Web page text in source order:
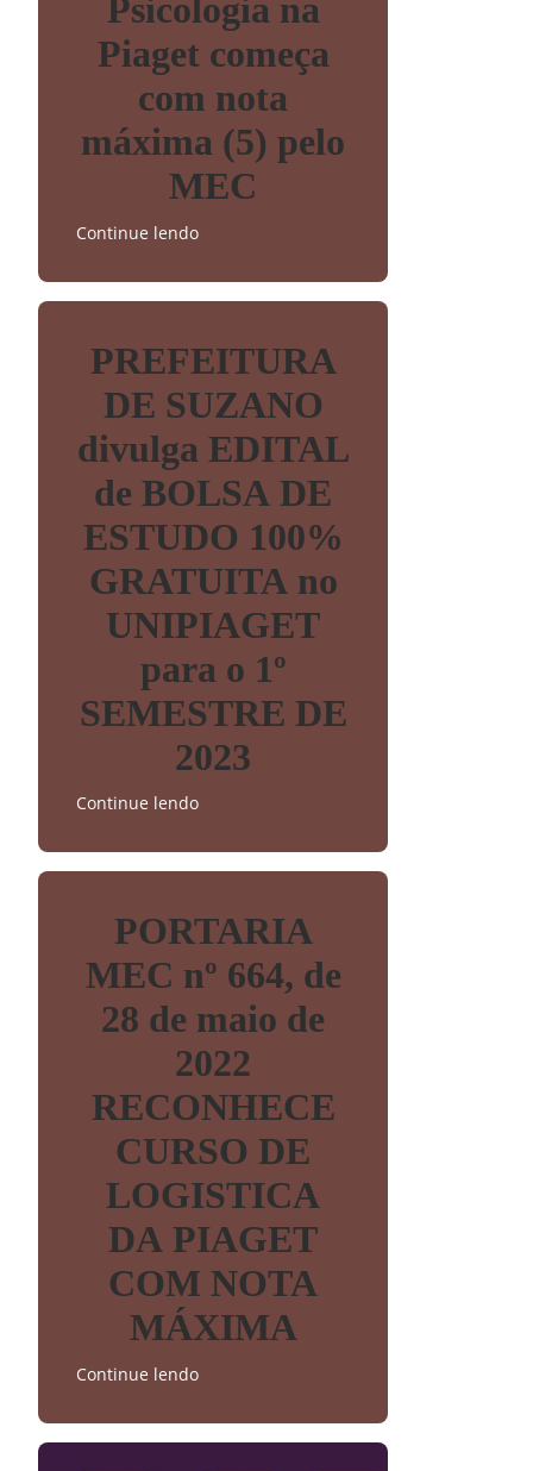
Psicologia na
Piaget começa
com nota
máxima (5) pelo
MEC
Continue lendo
PREFEITURA
DE SUZANO
divulga EDITAL
de BOLSA DE
ESTUDO 100%
GRATUITA no
UNIPIAGET
para o 1º
SEMESTRE DE
2023
Continue lendo
PORTARIA
MEC nº 664, de
28 de maio de
2022
RECONHECE
CURSO DE
LOGISTICA
DA PIAGET
COM NOTA
MÁXIMA
Continue lendo